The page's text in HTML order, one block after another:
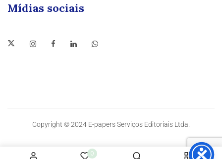
0
Mídias sociais
Copyright © 2024 E-papers Serviços Editoriais Ltda.